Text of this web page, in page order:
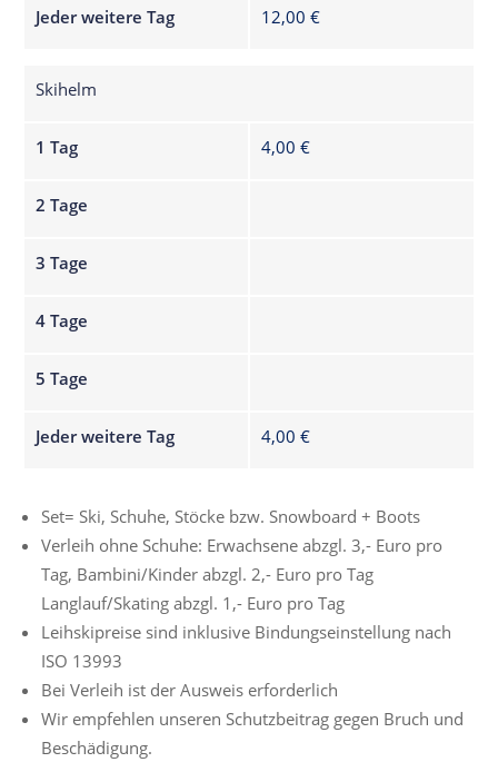
Jeder weitere Tag 12,00 €
1 Tag
2 Tage
3 Tage
4 Tage
5 Tage
Jeder weitere Tag
Skihelm
4,00 €
4,00 €
Set= Ski, Schuhe, Stöcke bzw. Snowboard + Boots
Verleih ohne Schuhe: Erwachsene abzgl. 3,- Euro pro
Tag, Bambini/Kinder abzgl. 2,- Euro pro Tag
Langlauf/Skating abzgl. 1,- Euro pro Tag
Leihskipreise sind inklusive Bindungseinstellung nach
ISO 13993
Bei Verleih ist der Ausweis erforderlich
Wir empfehlen unseren Schutzbeitrag gegen Bruch und
Beschädigung.